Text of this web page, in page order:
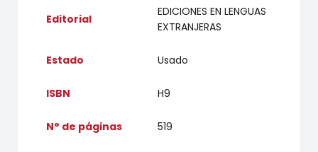
Editorial
EDICIONES EN LENGUAS
EXTRANJERAS
Estado Usado
ISBN H9
N° de páginas 519